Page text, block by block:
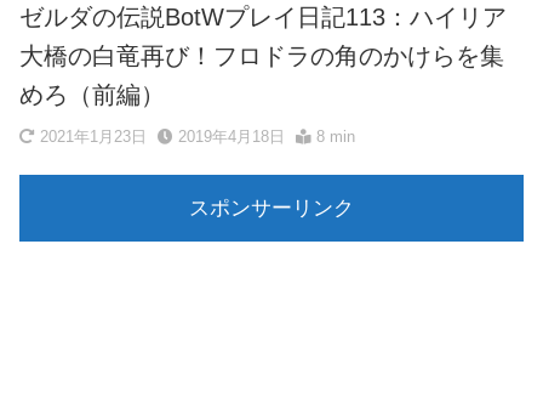
ゼルダの伝説BotWプレイ日記113：ハイリア
大橋の白竜再び！フロドラの角のかけらを集
めろ（前編）
2021年1月23日 2019年4月18日 8 min
スポンサーリンク